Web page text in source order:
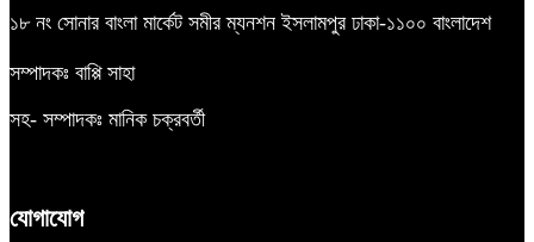
১৮ নং সোনার বাংলা মার্কেট সমীর ম্যনশন ইসলামপুর ঢাকা-১১০০ বাংলাদেশ
সম্পাদকঃ বাপ্পি সাহা
সহ- সম্পাদকঃ মানিক চক্রবর্তী
যোগাযোগ